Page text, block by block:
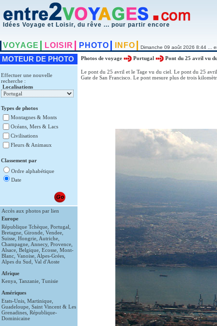
Idées Voyage et Loisir, du rêve ... pour partir encore
VOYAGE LOISIR PHOTO INFO Dimanche 09 août 2026 8:44 ...
MOTEUR DE PHOTO
Effectuer une nouvelle
recherche :
Localisations
Types de photos
Montagnes & Monts
Océans, Mers & Lacs
Civilisations
Fleurs & Animaux
Classement par
Ordre alphabétique
Date
Accès aux photos par lien
Europe
République Tchèque Portugal
Bretagne Gironde Vendee
Suisse Hongrie Autriche
Champagne Annecy, Provence
Alsace Belgique Ecosse Mont-
Blanc Vanoise Alpes-Grées
Alpes du Sud Val d'Aoste
Afrique
Kenya Tanzanie Tunisie
Amériques
Etats-Unis Martinique
Guadeloupe Saint Vincent & Les
Grenadines République-
Dominicaine
Photos de voyage Portugal Pont du 25 avril vu
Le pont du 25 avril et le Tage vu du ciel. Le pont du 25
Gate de San Francisco. Le pont mesure plus de trois